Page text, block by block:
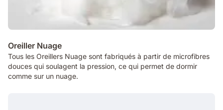
Oreiller Nuage
Tous les Oreillers Nuage sont fabriqués à partir de microfibres
douces qui soulagent la pression, ce qui permet de dormir
comme sur un nuage.